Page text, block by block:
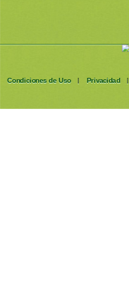
Condiciones de Uso | Privacidad |